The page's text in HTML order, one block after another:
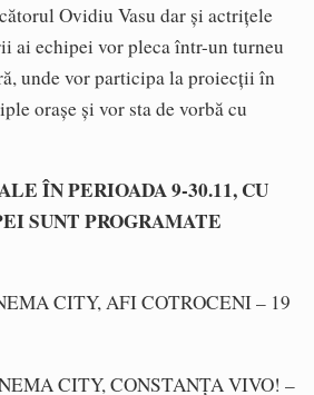
Ovidiu Vasu dar și actrițele
ai echipei vor pleca într-un turneu
unde vor participa la proiecții în
orașe și vor sta de vorbă cu
ÎN PERIOADA 9-30.11, CU
SUNT PROGRAMATE
CITY, AFI COTROCENI – 19
CITY, CONSTANȚA VIVO! –